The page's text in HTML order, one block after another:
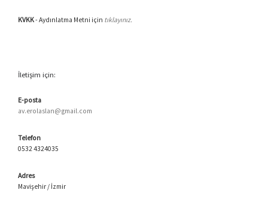
KVKK- Aydınlatma Metni için tıklayınız.
İletişim için:
E-posta
av.erolaslan@gmail.com
Telefon
0532 4324035
Adres
Mavişehir / İzmir